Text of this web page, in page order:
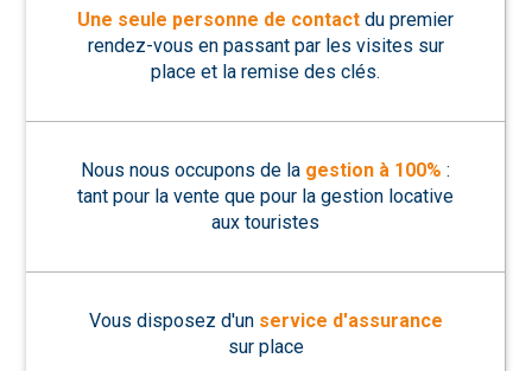
Une seule personne de contact du premier
rendez-vous en passant par les visites sur
place et la remise des clés.
Nous nous occupons de la gestion à 100% :
tant pour la vente que pour la gestion locative
aux touristes
Vous disposez d'un service d'assurance
sur place